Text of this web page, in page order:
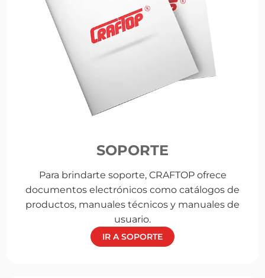
SOPORTE
Para brindarte soporte, CRAFTOP ofrece
documentos electrónicos como catálogos de
productos, manuales técnicos y manuales de
usuario.
IR A SOPORTE